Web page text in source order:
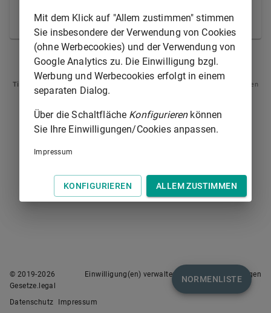
vorläufige Festnahme des Täters zu verfügen.
§ 182
Tipp
: Swipen Sie auf dem Bildschirm links oder rechts zur Navigation zwischen
NORMENLISTE
© 2019-2026
Gesetze.legal
Einwilligung(en) verwalten Nutzungsbedingungen
Datenschutz Impressum
Mit dem Klick auf "Allem zustimmen" stimmen
Sie insbesondere der Verwendung von Cookies
(ohne Werbecookies) und der Verwendung von
Google Analytics zu. Die Einwilligung bzgl.
Werbung und Werbecookies erfolgt in einem
separaten Dialog.
Über die Schaltfläche Konfigurierenkönnen
Sie Ihre Einwilligungen/Cookies anpassen.
Impressum
KONFIGURIEREN ALLEM ZUSTIMMEN